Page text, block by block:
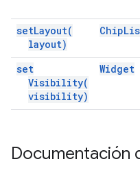
setLayout(
layout)
Chip
set
Visibility(
visibility)
Widget
Documentación